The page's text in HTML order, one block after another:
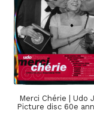
Merci Chérie | Udo
Picture disc 60e